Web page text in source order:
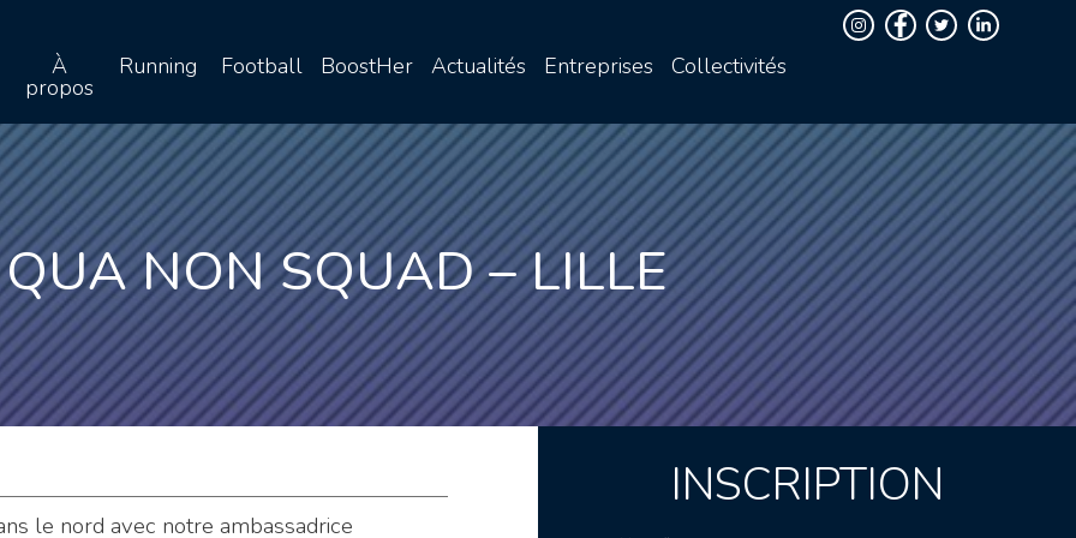
À
propos
Running Football BoostHer Actualités Entreprises Collectivités
NON SQUAD – LILLE
le nord avec notre ambassadrice
INSCRIPTION